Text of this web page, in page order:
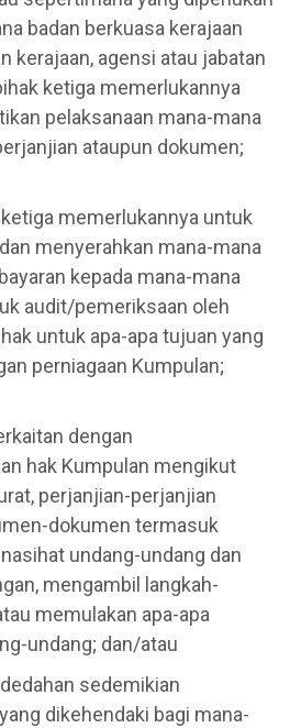
badan berkuasa kerajaan
kerajaan, agensi atau jabatan
ketiga memerlukannya
pelaksanaan mana-mana
ataupun dokumen;
memerlukannya untuk
menyerahkan mana-mana
kepada mana-mana
audit/pemeriksaan oleh
untuk apa-apa tujuan yang
perniagaan Kumpulan;
dengan
hak Kumpulan mengikut
perjanjian-perjanjian
dokumen termasuk
undang-undang dan
mengambil langkah-
memulakan apa-apa
undang; dan/atau
sedemikian
dikehendaki bagi mana-